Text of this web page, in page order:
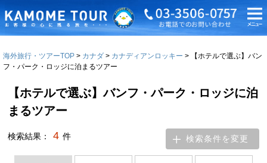
海外旅行・ツアーTOP カナダ カナディアンロッキー
【ホテルで選ぶ】バン
フ・パーク・ロッジに泊まるツアー
【ホテルで選ぶ】バンフ・パーク・ロッジに泊
まるツアー
検索結果： 4 件 検索条件を変更